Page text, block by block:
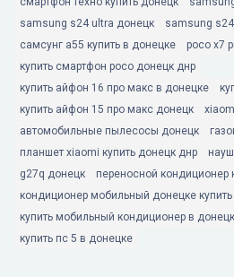
samsung s24 ultra донецк
samsung
самсунг а55 купить в донецке
poco x7
купить смартфон poco донецк днр
купить айфон 16 про макс в донецке
купить айфон 15 про макс донецк
автомобильные пылесосы донецк
планшет xiaomi купить донецк днр
g27q донецк
переносной кондиционер
кондиционер мобильный донецке купить
купить мобильный кондиционер в
купить пс 5 в донецке